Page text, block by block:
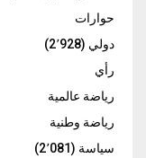
حوارات
دولي (2٬928)
رأي
رياضة عالمية
رياضة وطنية
سياسة (2٬081)